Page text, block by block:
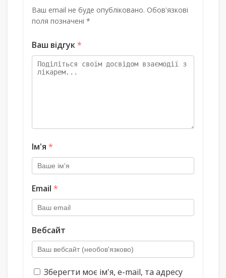
Ваш email не буде опубліковано. Обов'язкові
поля позначені *
Ваш відгук*
Ім'я *
Email *
Вебсайт
Зберегти моє ім'я, e-mail, та адресу